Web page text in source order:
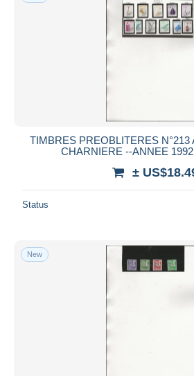
TIMBRES PREOBLITERES N°213
CHARNIERE --ANNEE
±
Status
New